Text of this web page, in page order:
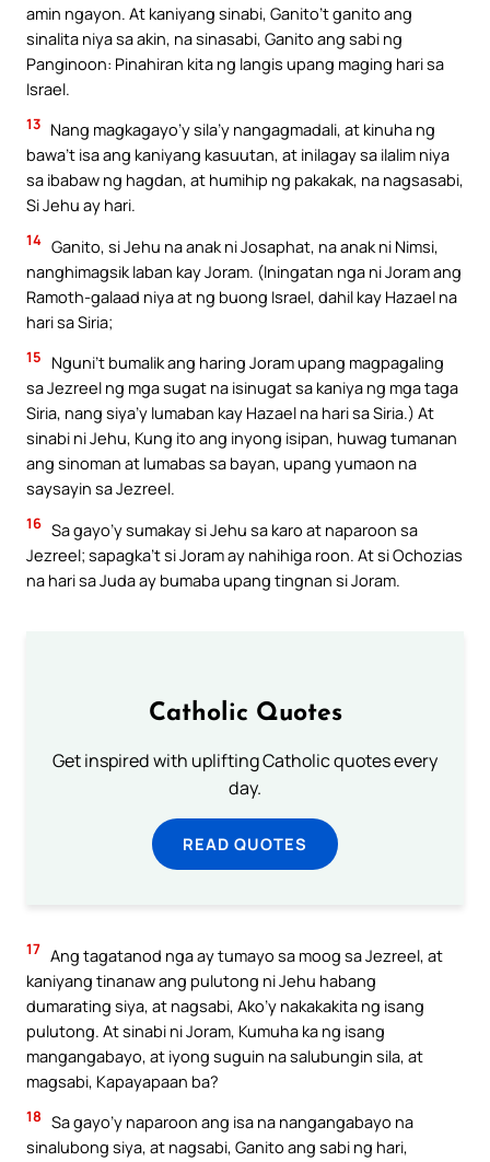
amin ngayon. At kaniyang sinabi, Ganito’t ganito ang
sinalita niya sa akin, na sinasabi, Ganito ang sabi ng
Panginoon: Pinahiran kita ng langis upang maging hari sa
Israel.
13 Nang magkagayo’y sila’y nangagmadali, at kinuha ng
bawa’t isa ang kaniyang kasuutan, at inilagay sa ilalim niya
sa ibabaw ng hagdan, at humihip ng pakakak, na nagsasabi,
Si Jehu ay hari.
14 Ganito, si Jehu na anak ni Josaphat, na anak ni Nimsi,
nanghimagsik laban kay Joram. (Iningatan nga ni Joram ang
Ramoth-galaad niya at ng buong Israel, dahil kay Hazael na
hari sa Siria;
15
Nguni’t bumalik ang haring Joram upang magpagaling
sa Jezreel ng mga sugat na isinugat sa kaniya ng mga taga
Siria, nang siya’y lumaban kay Hazael na hari sa Siria.) At
sinabi ni Jehu, Kung ito ang inyong isipan, huwag tumanan
ang sinoman at lumabas sa bayan, upang yumaon na
saysayin sa Jezreel.
16 Sa gayo’y sumakay si Jehu sa karo at naparoon sa
Jezreel; sapagka’t si Joram ay nahihiga roon. At si Ochozias
na hari sa Juda ay bumaba upang tingnan si Joram.
Catholic Quotes
Get inspired with uplifting Catholic quotes every
day.
READ QUOTES
17 Ang tagatanod nga ay tumayo sa moog sa Jezreel, at
kaniyang tinanaw ang pulutong ni Jehu habang
dumarating siya, at nagsabi, Ako’y nakakakita ng isang
pulutong. At sinabi ni Joram, Kumuha ka ng isang
mangangabayo, at iyong suguin na salubungin sila, at
magsabi, Kapayapaan ba?
18 Sa gayo’y naparoon ang isa na nangangabayo na
sinalubong siya, at nagsabi, Ganito ang sabi ng hari,